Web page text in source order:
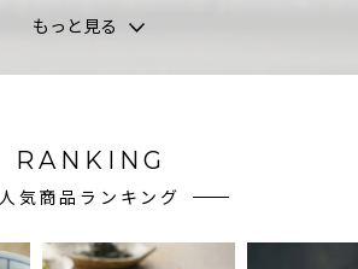
もっと見る
RANKING
人気商品ランキング